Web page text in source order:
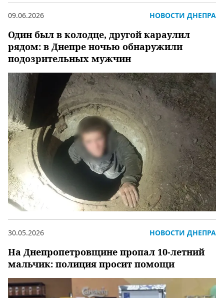
Один был в колодце, другой караулил
рядом: в Днепре ночью обнаружили
подозрительных мужчин
09.06.2026 НОВОСТИ ДНЕПРА
На Днепропетровщине пропал 10-летний
мальчик: полиция просит помощи
30.05.2026 НОВОСТИ ДНЕПРА